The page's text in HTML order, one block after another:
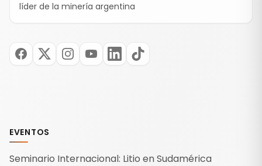
líder de la minería argentina
EVENTOS
Seminario Internacional: Litio en Sudamérica